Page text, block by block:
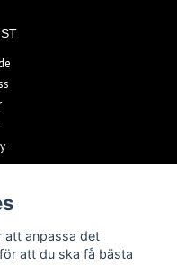
att anpassa det
att du ska få bästa